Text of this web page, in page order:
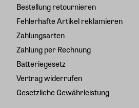
Bestellung retournieren
Fehlerhafte Artikel reklamieren
Zahlungsarten
Zahlung per Rechnung
Batteriegesetz
Vertrag widerrufen
Gesetzliche Gewährleistung